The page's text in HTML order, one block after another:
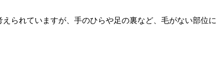
られていますが、手のひらや足の裏など、毛がない部位